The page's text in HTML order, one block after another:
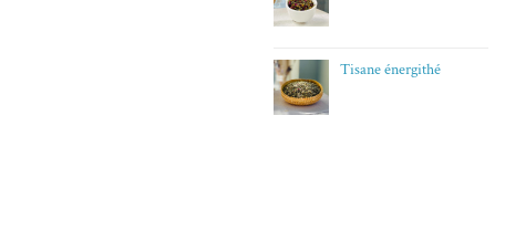
Tisane énergithé